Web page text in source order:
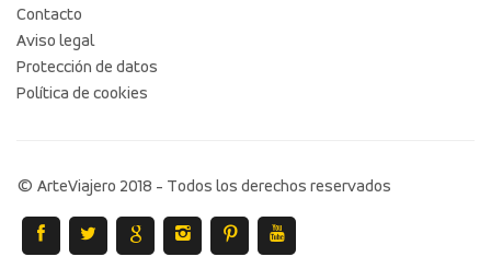
Contacto
Aviso legal
Protección de datos
Política de cookies
© ArteViajero 2018 - Todos los derechos reservados